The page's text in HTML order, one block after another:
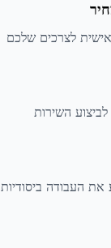
לצרכים שלכם
השירות
את העבודה ביסודיות